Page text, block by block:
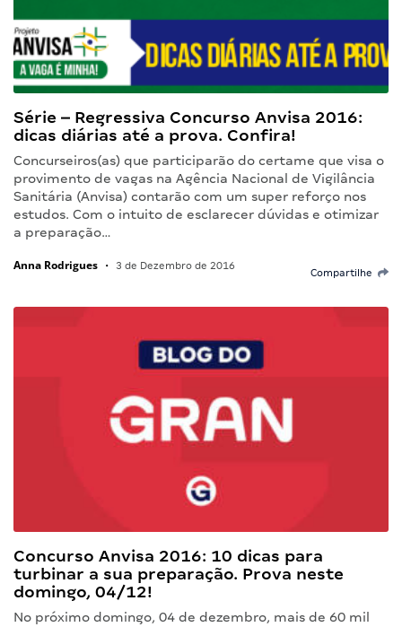
Série – Regressiva Concurso Anvisa 2016:
dicas diárias até a prova. Confira!
Concurseiros(as) que participarão do certame que visa o
provimento de vagas na Agência Nacional de Vigilância
Sanitária (Anvisa) contarão com um super reforço nos
estudos. Com o intuito de esclarecer dúvidas e otimizar
a preparação…
Anna Rodrigues • 3 de Dezembro de 2016
Compartilhe
Concurso Anvisa 2016: 10 dicas para
turbinar a sua preparação. Prova neste
domingo, 04/12!
No próximo domingo, 04 de dezembro, mais de 60 mil